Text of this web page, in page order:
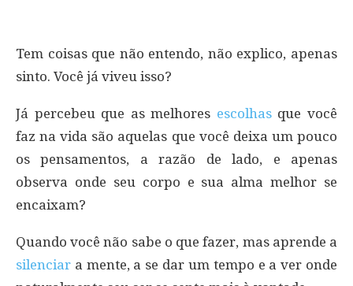
Tem coisas que não entendo, não explico, apenas
sinto. Você já viveu isso?
Já percebeu que as melhores escolhasque você
faz na vida são aquelas que você deixa um pouco
os pensamentos, a razão de lado, e apenas
observa onde seu corpo e sua alma melhor se
encaixam?
Quando você não sabe o que fazer, mas aprende a
silenciar a mente, a se dar um tempo e a ver onde